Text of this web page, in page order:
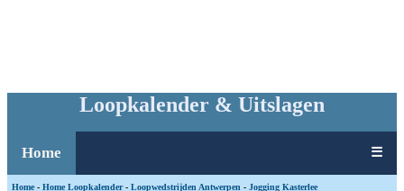
Loopkalender & Uitslagen
Home ☰
Home - Home Loopkalender- Loopwedstrijden Antwerpen - Jogging Kasterlee